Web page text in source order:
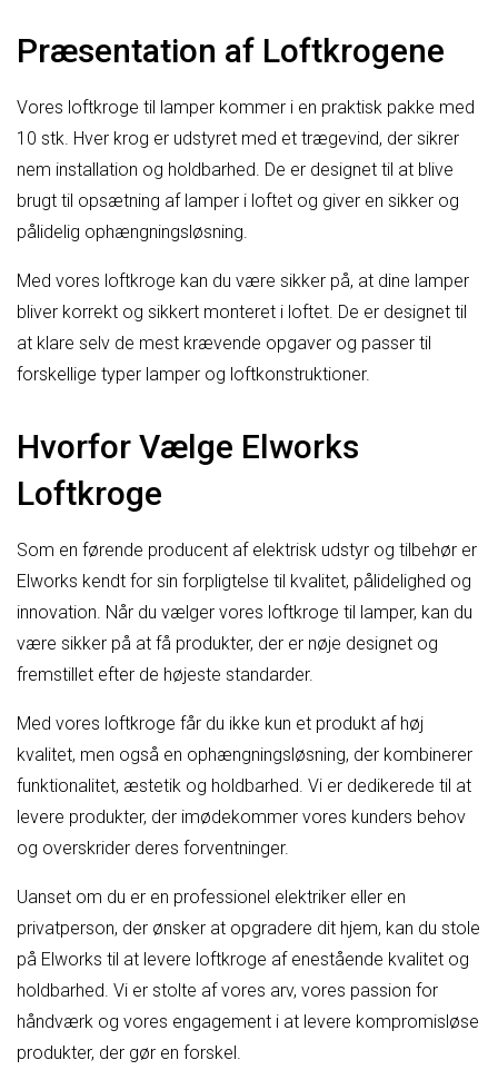
Præsentation af Loftkrogene
Vores loftkroge til lamper kommer i en praktisk pakke med
10 stk. Hver krog er udstyret med et trægevind, der sikrer
nem installation og holdbarhed. De er designet til at blive
brugt til opsætning af lamper i loftet og giver en sikker og
pålidelig ophængningsløsning.
Med vores loftkroge kan du være sikker på, at dine lamper
bliver korrekt og sikkert monteret i loftet. De er designet til
at klare selv de mest krævende opgaver og passer til
forskellige typer lamper og loftkonstruktioner.
Hvorfor Vælge Elworks
Loftkroge
Som en førende producent af elektrisk udstyr og tilbehør er
Elworks kendt for sin forpligtelse til kvalitet, pålidelighed og
innovation. Når du vælger vores loftkroge til lamper, kan du
være sikker på at få produkter, der er nøje designet og
fremstillet efter de højeste standarder.
Med vores loftkroge får du ikke kun et produkt af høj
kvalitet, men også en ophængningsløsning, der kombinerer
funktionalitet, æstetik og holdbarhed. Vi er dedikerede til at
levere produkter, der imødekommer vores kunders behov
og overskrider deres forventninger.
Uanset om du er en professionel elektriker eller en
privatperson, der ønsker at opgradere dit hjem, kan du stole
på Elworks til at levere loftkroge af enestående kvalitet og
holdbarhed. Vi er stolte af vores arv, vores passion for
håndværk og vores engagement i at levere kompromisløse
produkter, der gør en forskel.